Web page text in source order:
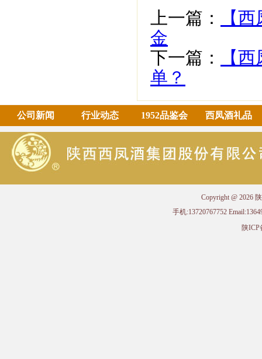
上一篇：
【
金
下一篇：
【
单？
公司新闻 行业动态 1952品鉴会 西凤酒礼品
Copyright @ 2026
手机:13720767752
陕ICP